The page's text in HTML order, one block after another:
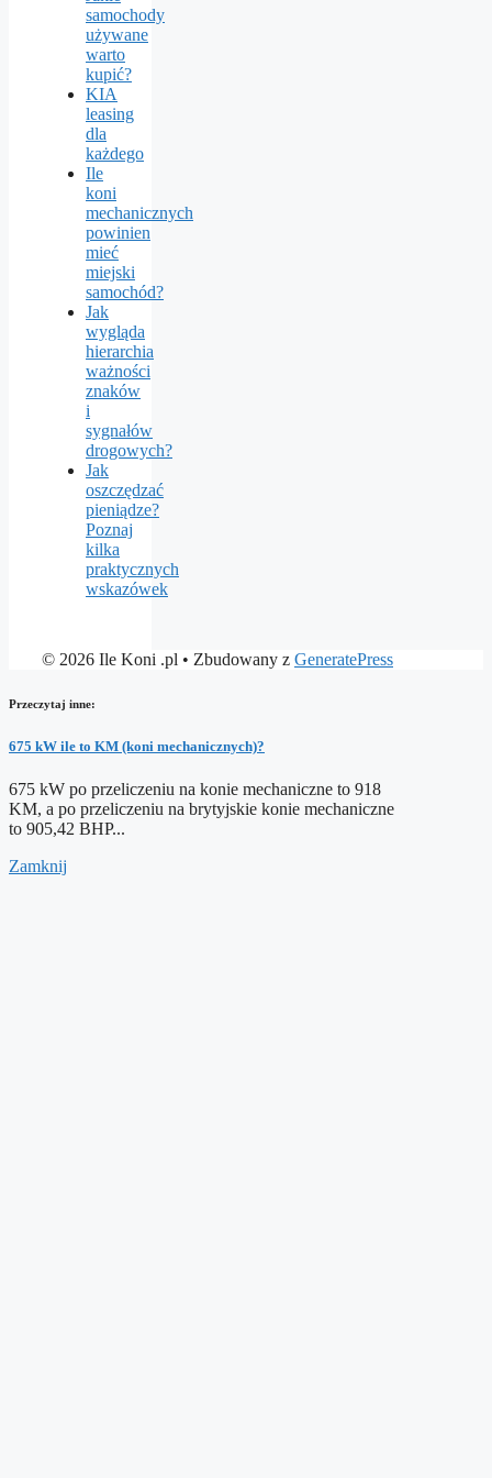
samochody
używane
warto
kupić?
KIA
leasing
dla
każdego
Ile
koni
mechanicznych
powinien
mieć
miejski
samochód?
Jak
wygląda
hierarchia
ważności
znaków
i
sygnałów
drogowych?
Jak
oszczędzać
pieniądze?
Poznaj
kilka
praktycznych
wskazówek
© 2026 Ile Koni .pl • Zbudowany z GeneratePress
Przeczytaj inne:
675 kW ile to KM (koni mechanicznych)?
675 kW po przeliczeniu na konie mechaniczne to 918
KM, a po przeliczeniu na brytyjskie konie mechaniczne
to 905,42 BHP...
Zamknij